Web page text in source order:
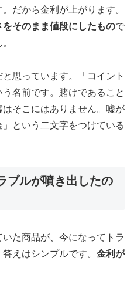
だから金利が上がります。
そのまま値段にしたもので
思っています。「コイント
名前です。賭けであること
そこにはありません。嘘が
という二文字をつけている
ブルが噴き出したの
た商品が、今になってトラ
えはシンプルです。 金利が